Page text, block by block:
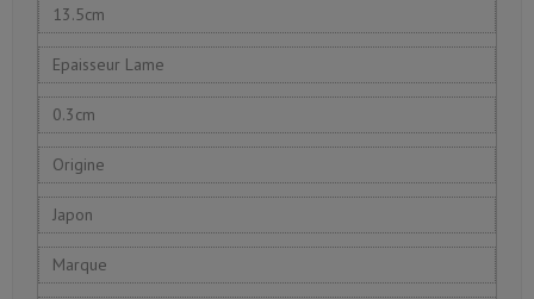
13.5cm
Epaisseur Lame
0.3cm
Origine
Japon
Marque